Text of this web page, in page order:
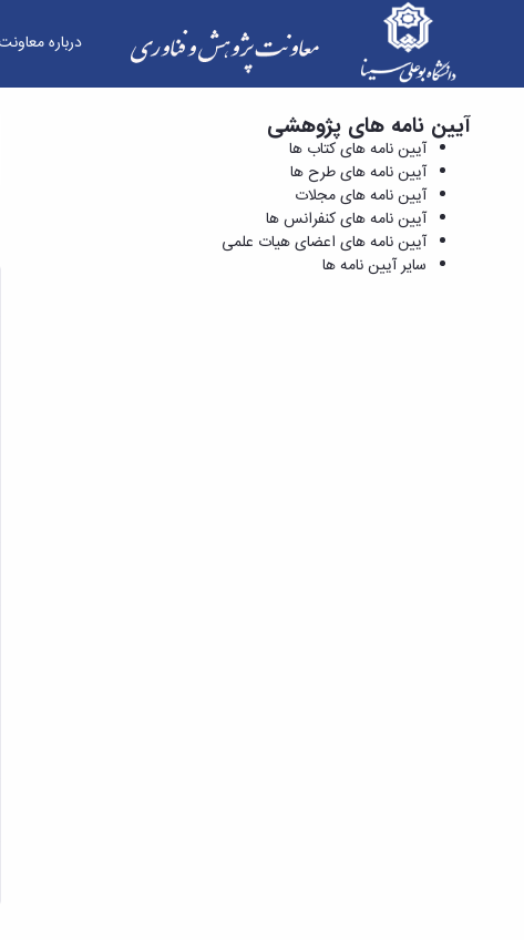
درباره
آیین نامه های اعضای هیات علمی - معاونت پژوهش و
آیین نامه های پژوهشی
آیین نامه های کتاب ها
آیین نامه های طرح ها
آیین نامه های مجلات
آیین نامه های کنفرانس ها
آیین نامه های اعضای هیات علمی
سایر آیین نامه ها